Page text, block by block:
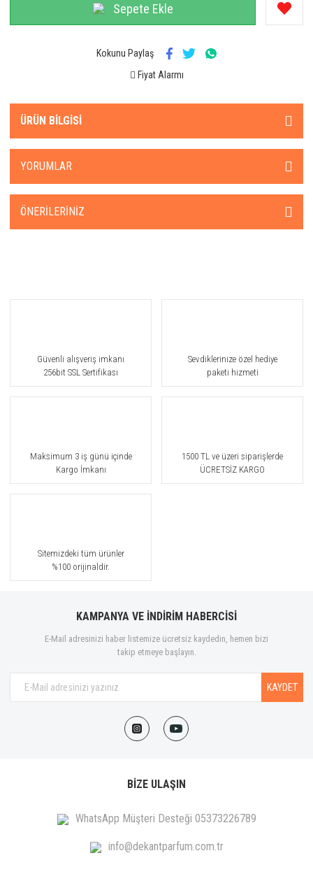
Sepete Ekle
Kokunu Paylaş
Fiyat Alarmı
ÜRÜN BILGISI
YORUMLAR
ÖNERILERINIZ
Güvenli alışveriş imkanı
256bit SSL Sertifikası
Sevdiklerinize özel hediye
paketi hizmeti
Maksimum 3 iş günü içinde
Kargo İmkanı
1500 TL ve üzeri siparişlerde
ÜCRETSİZ KARGO
Sitemizdeki tüm ürünler
%100 orijinaldir.
KAMPANYA VE İNDİRİM HABERCİSİ
E-Mail adresinizi haber listemize ücretsiz kaydedin, hemen bizi
takip etmeye başlayın.
KAYDET
BİZE ULAŞIN
WhatsApp Müşteri Desteği 05373226789
info@dekantparfum.com.tr